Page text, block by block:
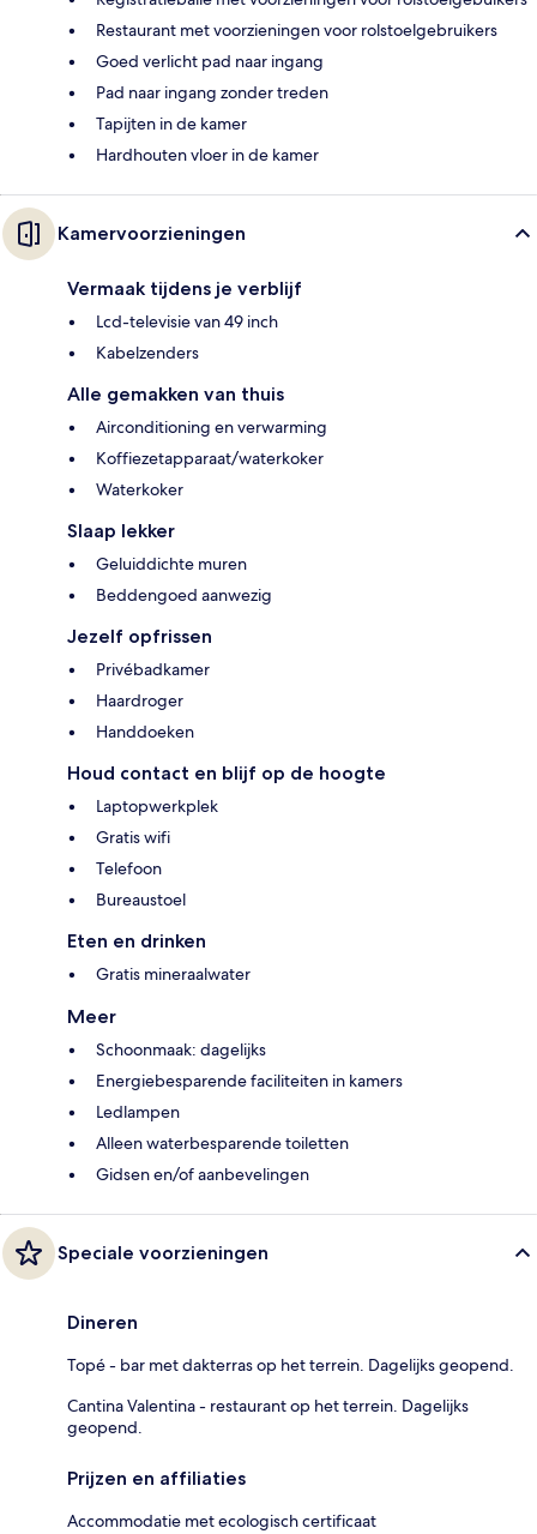
Restaurant met voorzieningen voor rolstoelgebruikers
Goed verlicht pad naar ingang
Pad naar ingang zonder treden
Tapijten in de kamer
Hardhouten vloer in de kamer
Kamervoorzieningen
Vermaak tijdens je verblijf
Lcd-televisie van 49 inch
Kabelzenders
Alle gemakken van thuis
Airconditioning en verwarming
Koffiezetapparaat/waterkoker
Waterkoker
Slaap lekker
Geluiddichte muren
Beddengoed aanwezig
Jezelf opfrissen
Privébadkamer
Haardroger
Handdoeken
Houd contact en blijf op de hoogte
Laptopwerkplek
Gratis wifi
Telefoon
Bureaustoel
Eten en drinken
Gratis mineraalwater
Meer
Schoonmaak: dagelijks
Energiebesparende faciliteiten in kamers
Ledlampen
Alleen waterbesparende toiletten
Gidsen en/of aanbevelingen
Speciale voorzieningen
Dineren
Topé - bar met dakterras op het terrein. Dagelijks geopend.
Cantina Valentina - restaurant op het terrein. Dagelijks
geopend.
Prijzen en affiliaties
Accommodatie met ecologisch certificaat